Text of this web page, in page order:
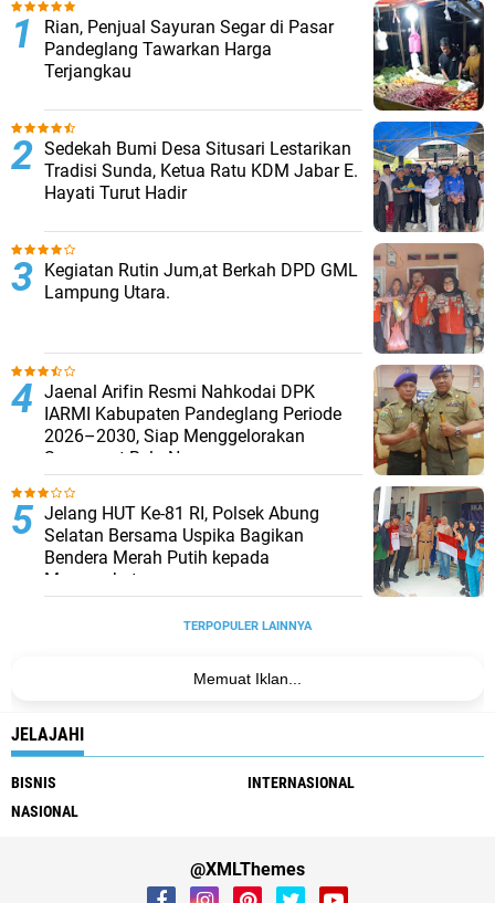
Rian, Penjual Sayuran Segar di Pasar
Pandeglang Tawarkan Harga
Terjangkau
Sedekah Bumi Desa Situsari Lestarikan
Tradisi Sunda, Ketua Ratu KDM Jabar E.
Hayati Turut Hadir
Kegiatan Rutin Jum,at Berkah DPD GML
Lampung Utara.
Jaenal Arifin Resmi Nahkodai DPK
IARMI Kabupaten Pandeglang Periode
2026–2030, Siap Menggelorakan
Semangat Bela Negara
Jelang HUT Ke-81 RI, Polsek Abung
Selatan Bersama Uspika Bagikan
Bendera Merah Putih kepada
Masyarakat
TERPOPULER LAINNYA
Memuat Iklan...
JELAJAHI
BISNIS
INTERNASIONAL
NASIONAL
@XMLThemes